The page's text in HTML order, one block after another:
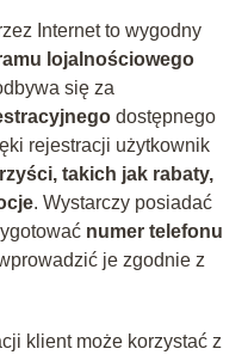
Internet to wygodny
lojalnościowego
się za
dostępnego
rejestracji użytkownik
takich jak rabaty,
. Wystarczy posiadać
numer telefonu
je zgodnie z
klient może korzystać z